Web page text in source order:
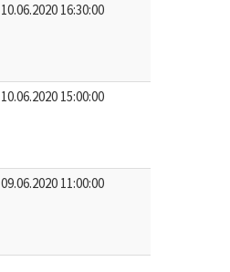
10.06.2020 16:30:00
10.06.2020 15:00:00
09.06.2020 11:00:00